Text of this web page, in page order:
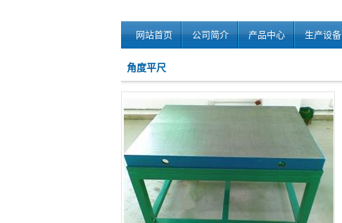
网站首页 公司简介 产品中心 生产设备
角度平尺